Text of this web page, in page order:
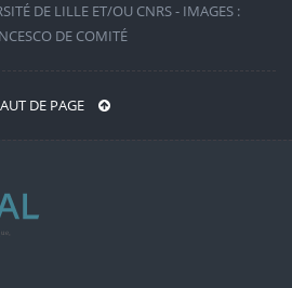
DE LILLE ET/OU CNRS - IMAGES :
DE COMITÉ
DE PAGE